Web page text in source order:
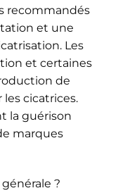
recommandés
et une
Les
et certaines
de
cicatrices.
la guérison
marques
?